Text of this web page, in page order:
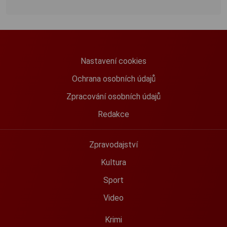
Nastavení cookies
Ochrana osobních údajů
Zpracování osobních údajů
Redakce
Zpravodajství
Kultura
Sport
Video
Krimi